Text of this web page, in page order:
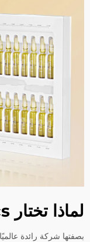
لماذا تختار INTE Cosmetics
بصفتها شركة رائدة